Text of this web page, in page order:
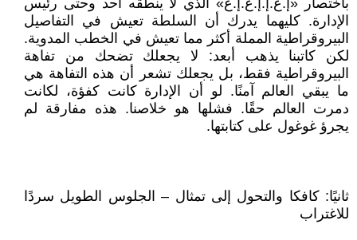
باختصار «إ.ع.إ.إ.ع.إ.ع» الذي لا ينطقه أحد وحتى رئيس
الإدارة. كليهما يدرك أن السلطة تعيش في التفاصيل
البيروقراطية المملة أكثر مما تعيش في الخطب المدوية.
لكن كاتبنا يذهب أبعد: لا يجعلك تضحك من تفاهة
البيروقراطية فقط، بل يجعلك تشعر أن هذه التفاهة هي
ما يبقي العالم آمنًا. لو أن الإدارة كانت كفؤة، لكانت
دمرت العالم حقًا. فشلها هو خلاصنا. هذه مفارقة لم
يجرؤ غوغول على كتابتها.
ثانيًا: كافكا والتحول إلى تمثال – الجلوس الطويل سردًا
للاغتراب